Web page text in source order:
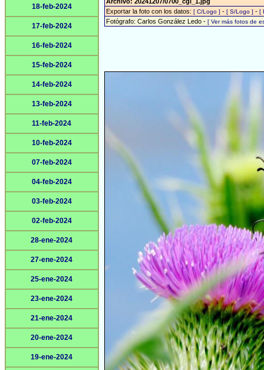
18-feb-2024
17-feb-2024
16-feb-2024
15-feb-2024
14-feb-2024
13-feb-2024
11-feb-2024
10-feb-2024
07-feb-2024
04-feb-2024
03-feb-2024
02-feb-2024
28-ene-2024
27-ene-2024
25-ene-2024
23-ene-2024
21-ene-2024
20-ene-2024
19-ene-2024
Exportar la foto con los datos: [ C/Logo ] - [ S/Logo ] - [
Fotógrafo: Carlos González Ledo - [ Ver más fotos de